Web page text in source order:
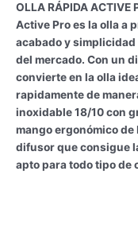
OLLA RÁPIDA ACTIVE
Active Pro es la olla a
acabado y
del mercado. Con un
convierte en la olla
rapidamente de
inoxidable 18/10 con
mango ergonómico
difusor que consigue
apto para todo tipo